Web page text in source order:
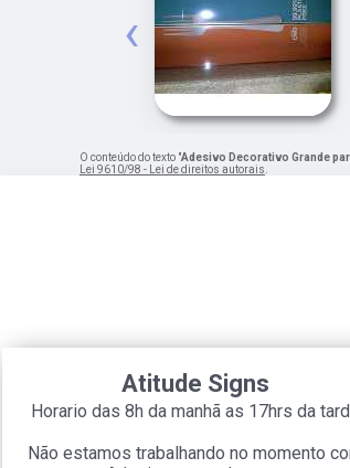
‹
O conteúdo do texto "Adesivo Decorativo Grande
Lei 9610/98 - Lei de direitos autorais
Atitude Signs
Horario das 8h da manhã as 17hrs da
Não estamos trabalhando no momento